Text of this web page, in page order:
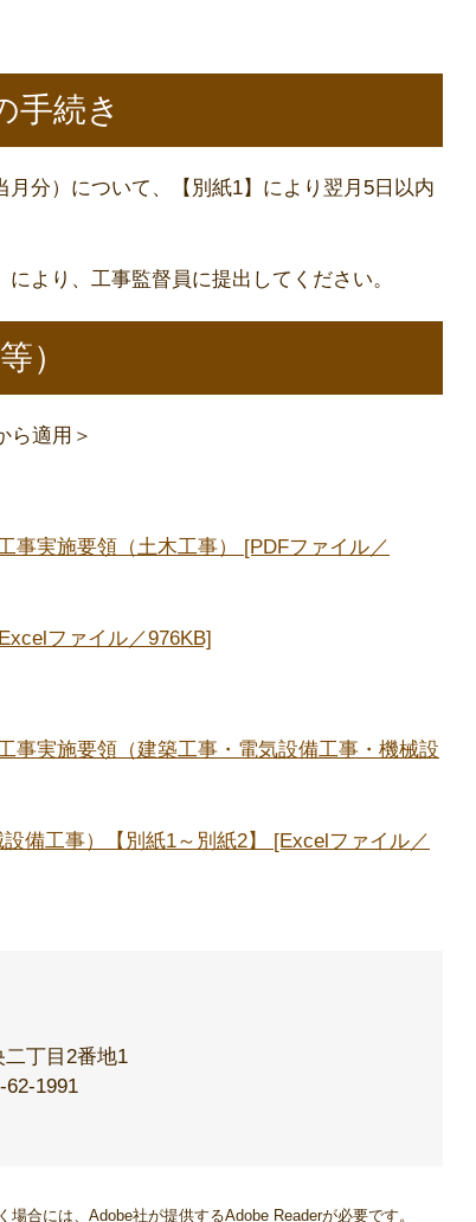
手続き
分）について、【別紙1】により翌月5日以内
より、工事監督員に提出してください。
）
ら適用＞
実施要領（土木工事） [PDFファイル／
ファイル／976KB]
実施要領（建築工事・電気設備工事・機械設
備工事）【別紙1～別紙2】 [Excelファイル／
丁目2番地1
62-1991
合には、Adobe社が提供するAdobe Readerが必要です。